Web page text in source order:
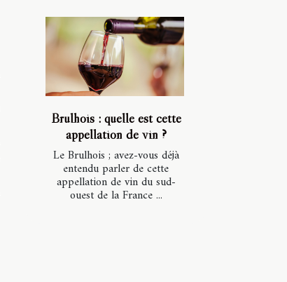
Brulhois : quelle est cette
appellation de vin ?
Le Brulhois ; avez-vous déjà
entendu parler de cette
appellation de vin du sud-
ouest de la France ...